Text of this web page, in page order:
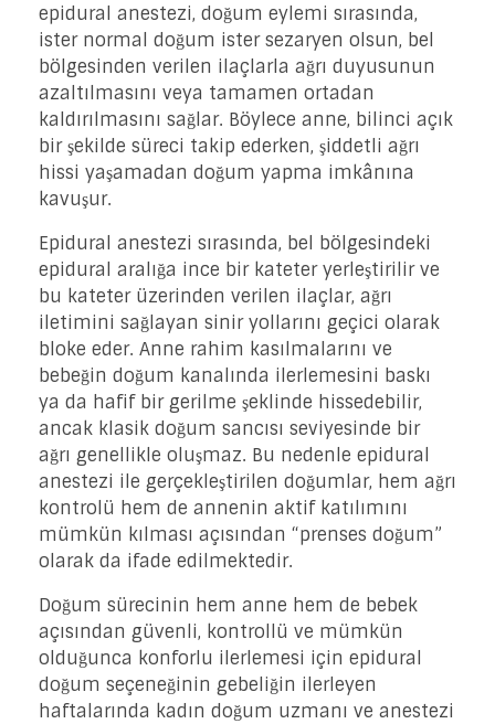
epidural anestezi, doğum eylemi sırasında,
ister normal doğum ister sezaryen olsun, bel
bölgesinden verilen ilaçlarla ağrı duyusunun
azaltılmasını veya tamamen ortadan
kaldırılmasını sağlar. Böylece anne, bilinci açık
bir şekilde süreci takip ederken, şiddetli ağrı
hissi yaşamadan doğum yapma imkânına
kavuşur.
Epidural anestezi sırasında, bel bölgesindeki
epidural aralığa ince bir kateter yerleştirilir ve
bu kateter üzerinden verilen ilaçlar, ağrı
iletimini sağlayan sinir yollarını geçici olarak
bloke eder. Anne rahim kasılmalarını ve
bebeğin doğum kanalında ilerlemesini baskı
ya da hafif bir gerilme şeklinde hissedebilir,
ancak klasik doğum sancısı seviyesinde bir
ağrı genellikle oluşmaz. Bu nedenle epidural
anestezi ile gerçekleştirilen doğumlar, hem ağrı
kontrolü hem de annenin aktif katılımını
mümkün kılması açısından “prenses doğum”
olarak da ifade edilmektedir.
Doğum sürecinin hem anne hem de bebek
açısından güvenli, kontrollü ve mümkün
olduğunca konforlu ilerlemesi için epidural
doğum seçeneğinin gebeliğin ilerleyen
haftalarında kadın doğum uzmanı ve anestezi